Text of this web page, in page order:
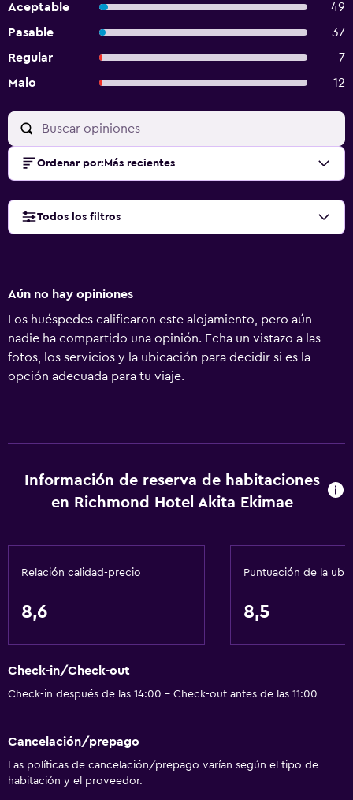
Aceptable
49
Pasable
37
Regular
7
Malo
12
Ordenar por: Más recientes
Todos los filtros
Aún no hay opiniones
Los huéspedes calificaron este alojamiento, pero aún
nadie ha compartido una opinión. Echa un vistazo a las
fotos, los servicios y la ubicación para decidir si es la
opción adecuada para tu viaje.
Información de reserva de habitaciones
en Richmond Hotel Akita Ekimae
Relación calidad-precio
8,6
Puntuación de la
8,5
Check-in/Check-out
Check-in después de las 14:00 - Check-out antes de las 11:00
Cancelación/prepago
Las políticas de cancelación/prepago varían según el tipo de
habitación y el proveedor.